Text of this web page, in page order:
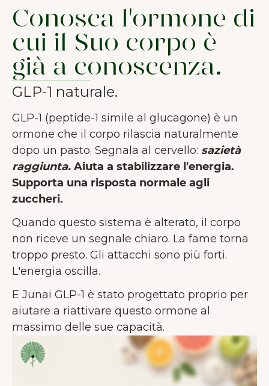
Conosca l'ormone di
cui il Suo corpo è
già a conoscenza.
GLP-1 naturale.
GLP-1 (peptide-1 simile al glucagone) è un
ormone che il corpo rilascia naturalmente
dopo un pasto. Segnala al cervello: sazietà
raggiunta. Aiuta a stabilizzare l'energia.
Supporta una risposta normale agli
zuccheri.
Quando questo sistema è alterato, il corpo
non riceve un segnale chiaro. La fame torna
troppo presto. Gli attacchi sono più forti.
L'energia oscilla.
E Junai GLP-1 è stato progettato proprio per
aiutare a riattivare questo ormone al
massimo delle sue capacità.